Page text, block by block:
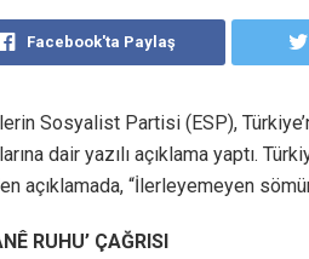
Facebook'ta Paylaş
Sosyalist Partisi (ESP),
dair yazılı açıklama yaptı.
açıklamada, “İlerleyemeyen
RUHU’ ÇAĞRISI